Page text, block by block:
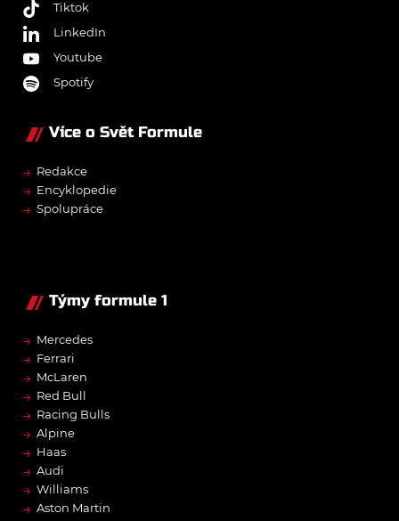
Tiktok
LinkedIn
Youtube
Spotify
Více o Svět Formule
→ Redakce
→ Encyklopedie
→ Spolupráce
Týmy formule 1
→ Mercedes
→ Ferrari
→ McLaren
→ Red Bull
→ Racing Bulls
→ Alpine
→ Haas
→ Audi
→ Williams
→ Aston Martin